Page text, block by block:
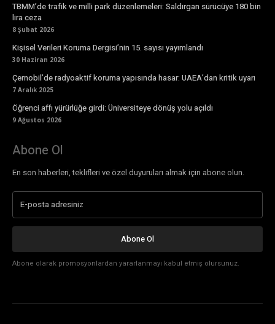
TBMM’de trafik ve milli park düzenlemeleri: Saldırgan sürücüye 180 bin
lira ceza
8 Şubat 2026
Kişisel Verileri Koruma Dergisi’nin 15. sayısı yayımlandı
30 Haziran 2026
Çernobil’de radyoaktif koruma yapısında hasar: UAEA’dan kritik uyarı
7 Aralık 2025
Öğrenci affı yürürlüğe girdi: Üniversiteye dönüş yolu açıldı
9 Ağustos 2026
Abone Ol
En son haberleri, teklifleri ve özel duyuruları almak için abone olun.
Abone Ol
Abone olarak promosyonlardan yararlanmayı kabul etmiş olursunuz.